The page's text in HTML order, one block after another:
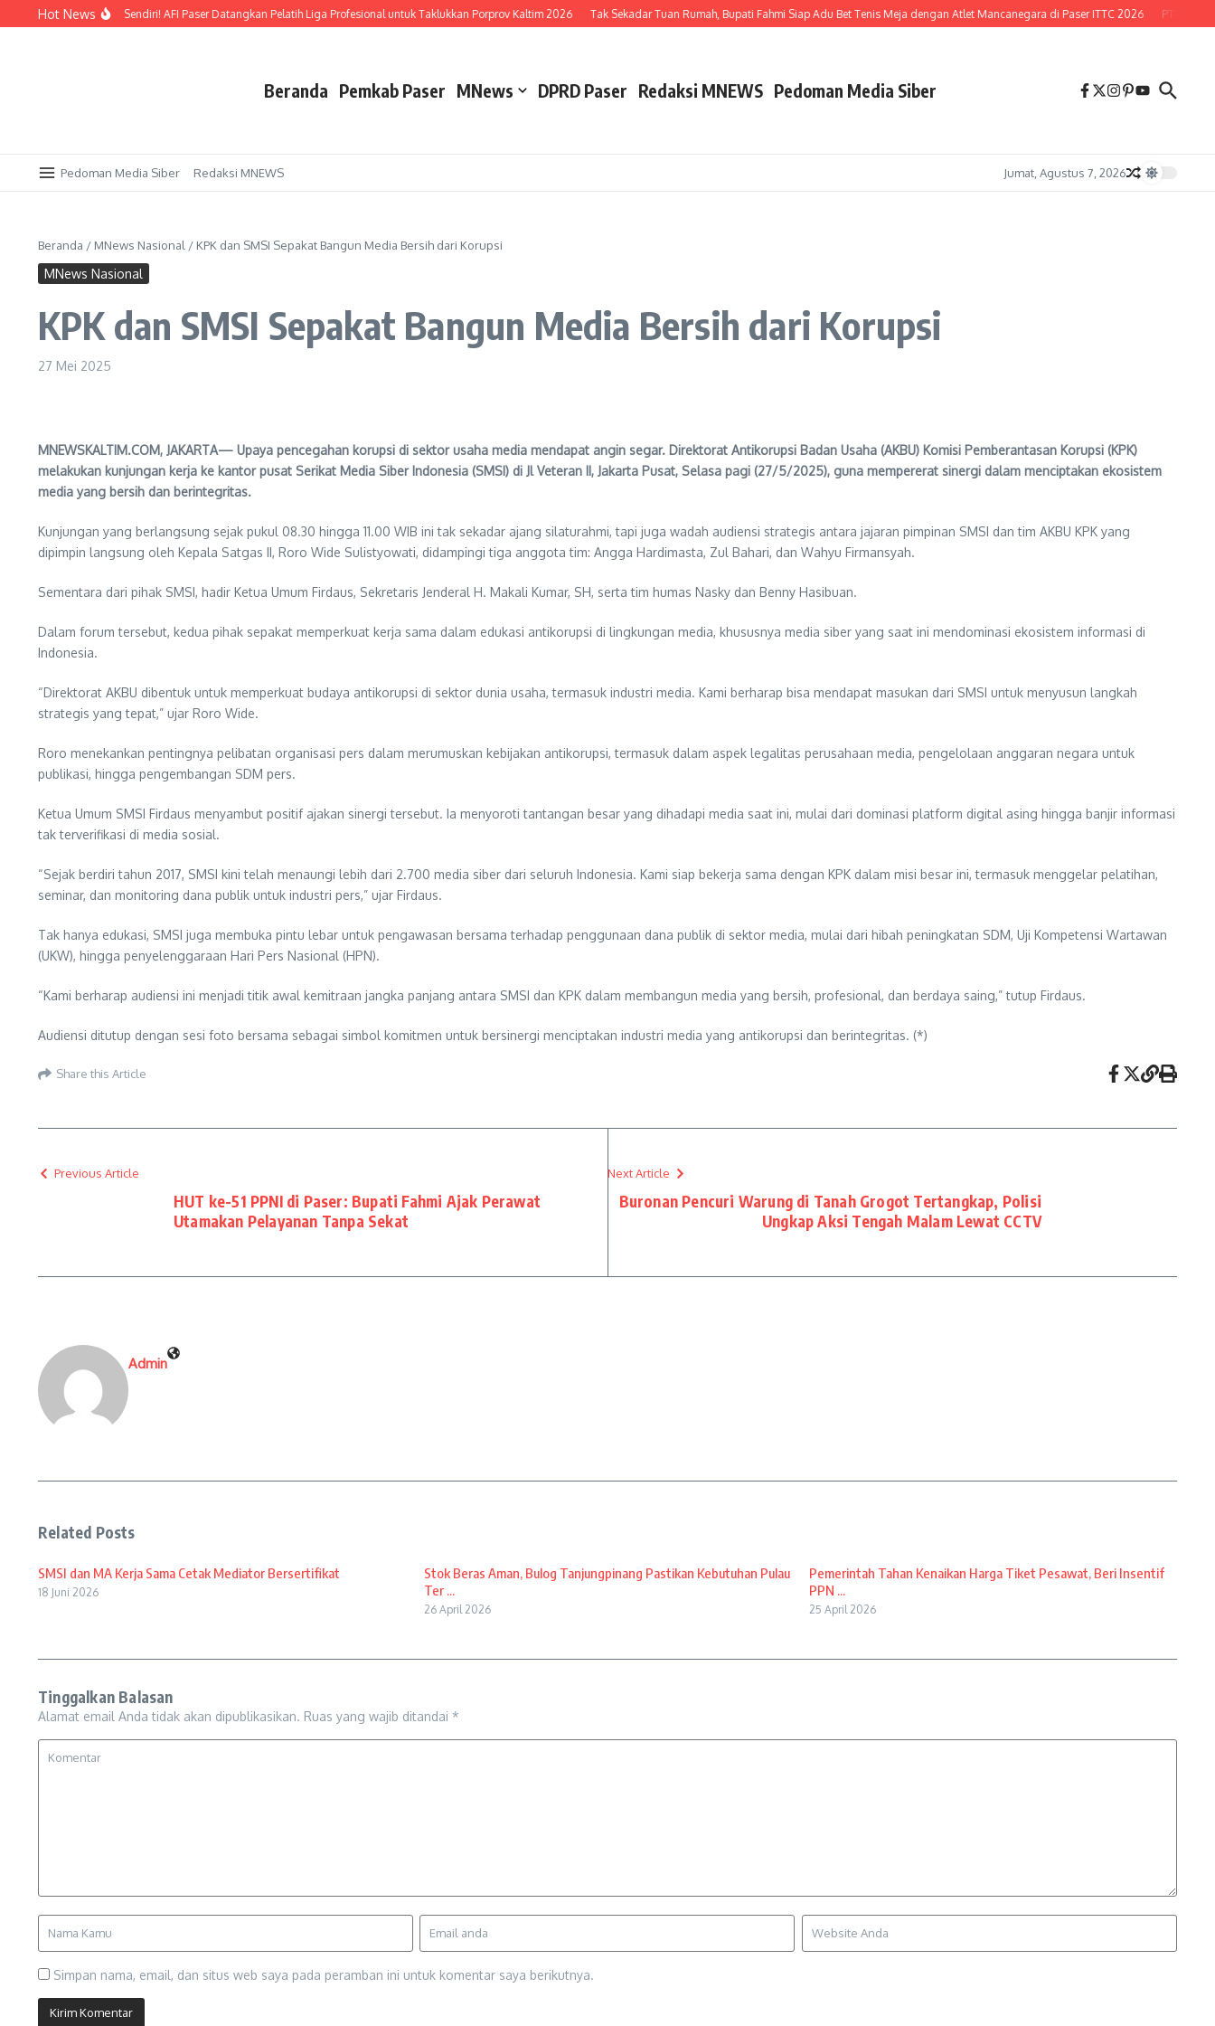
Lewati ke konten
Hot News
Emas di Kandang Sendiri! AFI Paser Datangkan Pelatih Liga Profesional untuk Taklukkan Porprov Kaltim 2026 Tak Sekadar Tuan Rumah, Bupati Fahmi Siap Adu Bet Tenis Meja dengan Atlet Mancanegara di Paser ITTC 2026 PTPN Buka
Beranda Pemkab Paser MNews DPRD Paser Redaksi MNEWS Pedoman Media Siber
Pedoman Media Siber Redaksi MNEWS Jumat, Agustus 7, 2026
Beranda / MNews Nasional / KPK dan SMSI Sepakat Bangun Media Bersih dari Korupsi
MNews Nasional
KPK dan SMSI Sepakat Bangun Media Bersih dari Korupsi
27 Mei 2025
MNEWSKALTIM.COM, JAKARTA— Upaya pencegahan korupsi di sektor usaha media mendapat angin segar. Direktorat Antikorupsi Badan Usaha (AKBU) Komisi Pemberantasan Korupsi (KPK)
melakukan kunjungan kerja ke kantor pusat Serikat Media Siber Indonesia (SMSI) di Jl Veteran II, Jakarta Pusat, Selasa pagi (27/5/2025), guna mempererat sinergi dalam menciptakan ekosistem
media yang bersih dan berintegritas.
Kunjungan yang berlangsung sejak pukul 08.30 hingga 11.00 WIB ini tak sekadar ajang silaturahmi, tapi juga wadah audiensi strategis antara jajaran pimpinan SMSI dan tim AKBU KPK yang
dipimpin langsung oleh Kepala Satgas II, Roro Wide Sulistyowati, didampingi tiga anggota tim: Angga Hardimasta, Zul Bahari, dan Wahyu Firmansyah.
Sementara dari pihak SMSI, hadir Ketua Umum Firdaus, Sekretaris Jenderal H. Makali Kumar, SH, serta tim humas Nasky dan Benny Hasibuan.
Dalam forum tersebut, kedua pihak sepakat memperkuat kerja sama dalam edukasi antikorupsi di lingkungan media, khususnya media siber yang saat ini mendominasi ekosistem informasi di
Indonesia.
“Direktorat AKBU dibentuk untuk memperkuat budaya antikorupsi di sektor dunia usaha, termasuk industri media. Kami berharap bisa mendapat masukan dari SMSI untuk menyusun langkah
strategis yang tepat,” ujar Roro Wide.
Roro menekankan pentingnya pelibatan organisasi pers dalam merumuskan kebijakan antikorupsi, termasuk dalam aspek legalitas perusahaan media, pengelolaan anggaran negara untuk
publikasi, hingga pengembangan SDM pers.
Ketua Umum SMSI Firdaus menyambut positif ajakan sinergi tersebut. Ia menyoroti tantangan besar yang dihadapi media saat ini, mulai dari dominasi platform digital asing hingga banjir informasi
tak terverifikasi di media sosial.
“Sejak berdiri tahun 2017, SMSI kini telah menaungi lebih dari 2.700 media siber dari seluruh Indonesia. Kami siap bekerja sama dengan KPK dalam misi besar ini, termasuk menggelar pelatihan,
seminar, dan monitoring dana publik untuk industri pers,” ujar Firdaus.
Tak hanya edukasi, SMSI juga membuka pintu lebar untuk pengawasan bersama terhadap penggunaan dana publik di sektor media, mulai dari hibah peningkatan SDM, Uji Kompetensi Wartawan
(UKW), hingga penyelenggaraan Hari Pers Nasional (HPN).
“Kami berharap audiensi ini menjadi titik awal kemitraan jangka panjang antara SMSI dan KPK dalam membangun media yang bersih, profesional, dan berdaya saing,” tutup Firdaus.
Audiensi ditutup dengan sesi foto bersama sebagai simbol komitmen untuk bersinergi menciptakan industri media yang antikorupsi dan berintegritas. (*)
Share this Article
Previous Article
HUT ke-51 PPNI di Paser: Bupati Fahmi Ajak Perawat
Utamakan Pelayanan Tanpa Sekat
Next Article
Buronan Pencuri Warung di Tanah Grogot Tertangkap, Polisi
Ungkap Aksi Tengah Malam Lewat CCTV
Admin
Related Posts
SMSI dan MA Kerja Sama Cetak Mediator Bersertifikat
18 Juni 2026
Stok Beras Aman, Bulog Tanjungpinang Pastikan Kebutuhan Pulau
Ter ...
26 April 2026
Pemerintah Tahan Kenaikan Harga Tiket Pesawat, Beri Insentif
PPN ...
25 April 2026
Tinggalkan Balasan
Alamat email Anda tidak akan dipublikasikan. Ruas yang wajib ditandai *
Simpan nama, email, dan situs web saya pada peramban ini untuk komentar saya berikutnya.